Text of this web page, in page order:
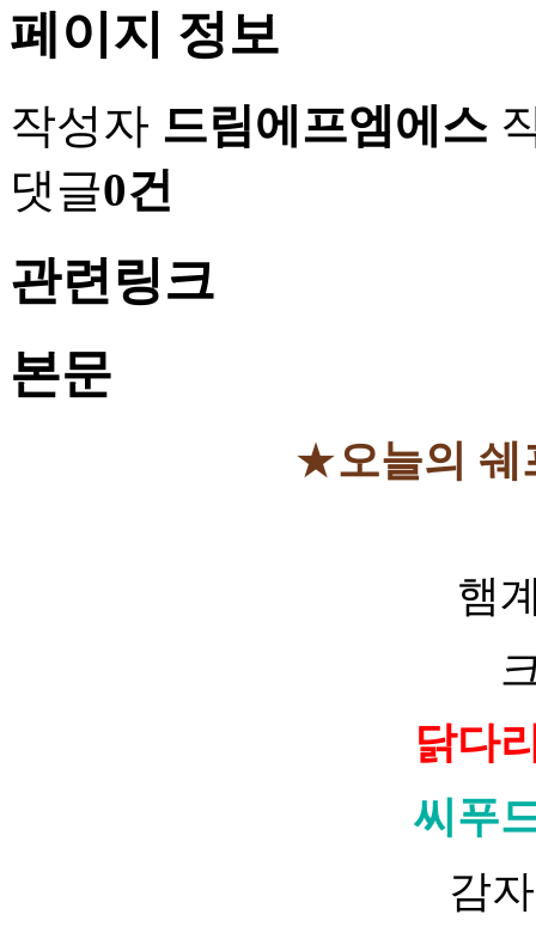
페이지 정보
작성자 드림에프엠에스
댓글0건
관련링크
본문
★오늘의
햄
닭다
씨푸
감